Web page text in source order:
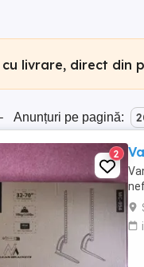
cu livrare, direct din
Anunțuri pe pagină:
2